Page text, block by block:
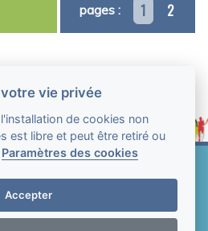
pages : 1 2
2004-2026
et conditions générales
vie privée
de cookies non
est libre et peut être retiré ou
Paramètres des cookies
Accepter